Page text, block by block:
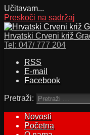
Učitavam...
Preskoči na sadržaj
Hrvatski Crveni križ
Tel: 047/ 777 204
RSS
E-mail
Facebook
Pretraži:
Novosti
Početna